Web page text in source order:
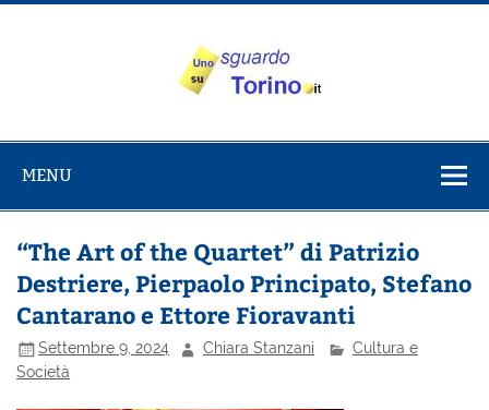
Salta
su Torino
MENU
“The Art of the Quartet” di Patrizio
Destriere, Pierpaolo Principato, Stefano
Cantarano e Ettore Fioravanti
Settembre 9, 2024 Chiara Stanzani
Cultura e
Società